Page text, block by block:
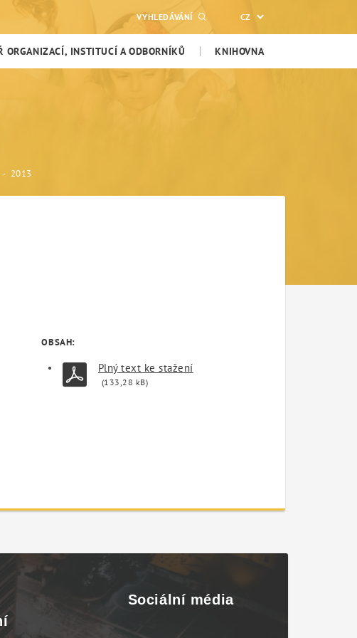
VYHLEDÁVÁNÍ CZ
ORGANIZACÍ, INSTITUCÍ A ODBORNÍKŮ KNIHOVNA
2013
OBSAH:
Plný text ke stažení
(133,28 kB)
Sociální média